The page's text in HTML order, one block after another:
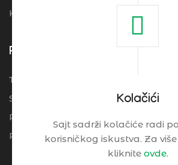
Kolačići
Sajt sadrži kolačiće radi
korisničkog iskustva. Za
kliknite ovde.
Kolačići
Pogledajte
Turistički Cenrtar Brzeće
Smeštaj
Restorani
Praktične Informacije